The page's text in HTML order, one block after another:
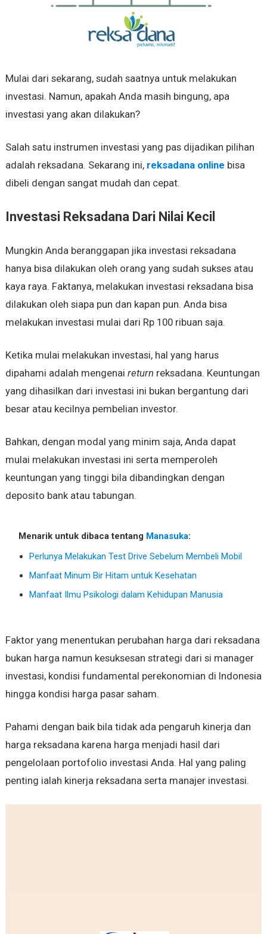
Mulai dari sekarang, sudah saatnya untuk melakukan
investasi. Namun, apakah Anda masih bingung, apa
investasi yang akan dilakukan?
Salah satu instrumen investasi yang pas dijadikan pilihan
adalah reksadana. Sekarang ini, reksadana online bisa
dibeli dengan sangat mudah dan cepat.
Investasi Reksadana Dari Nilai Kecil
Mungkin Anda beranggapan jika investasi reksadana
hanya bisa dilakukan oleh orang yang sudah sukses atau
kaya raya. Faktanya, melakukan investasi reksadana bisa
dilakukan oleh siapa pun dan kapan pun. Anda bisa
melakukan investasi mulai dari Rp 100 ribuan saja.
Ketika mulai melakukan investasi, hal yang harus
dipahami adalah mengenai return reksadana. Keuntungan
yang dihasilkan dari investasi ini bukan bergantung dari
besar atau kecilnya pembelian investor.
Bahkan, dengan modal yang minim saja, Anda dapat
mulai melakukan investasi ini serta memperoleh
keuntungan yang tinggi bila dibandingkan dengan
deposito bank atau tabungan.
Menarik untuk dibaca tentang Manasuka:
Perlunya Melakukan Test Drive Sebelum Membeli Mobil
Manfaat Minum Bir Hitam untuk Kesehatan
Manfaat Ilmu Psikologi dalam Kehidupan Manusia
Faktor yang menentukan perubahan harga dari reksadana
bukan harga namun kesuksesan strategi dari si manager
investasi, kondisi fundamental perekonomian di Indonesia
hingga kondisi harga pasar saham.
Pahami dengan baik bila tidak ada pengaruh kinerja dan
harga reksadana karena harga menjadi hasil dari
pengelolaan portofolio investasi Anda. Hal yang paling
penting ialah kinerja reksadana serta manajer investasi.